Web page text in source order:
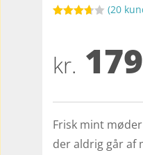
baseret
på
er
(20
kr.
Frisk mint
der aldrig går af